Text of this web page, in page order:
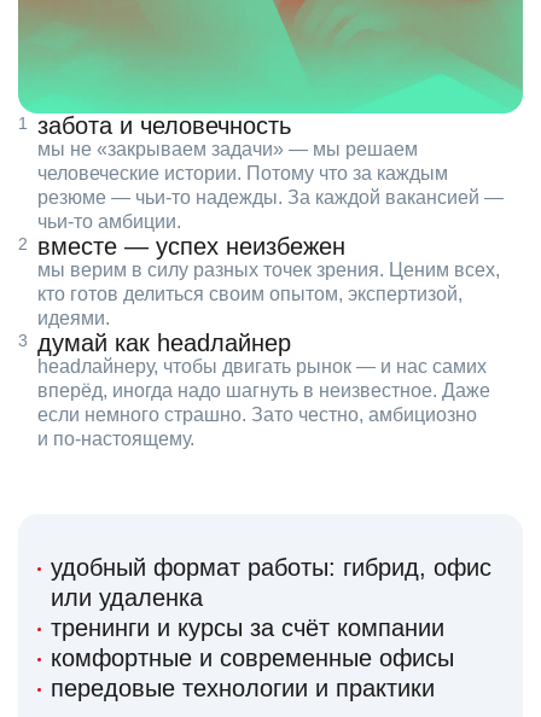
забота и человечность
мы не «закрываем задачи» — мы решаем
человеческие истории. Потому что за каждым
резюме — чьи‑то надежды. За каждой вакансией —
чьи‑то амбиции.
вместе — успех неизбежен
мы верим в силу разных точек зрения. Ценим всех,
кто готов делиться своим опытом, экспертизой,
идеями.
думай как headлайнер
headлайнеру, чтобы двигать рынок — и нас самих
вперёд, иногда надо шагнуть в неизвестное. Даже
если немного страшно. Зато честно, амбициозно
и по‑настоящему.
удобный формат работы: гибрид, офис
или удаленка
тренинги и курсы за счёт компании
комфортные и современные офисы
передовые технологии и практики